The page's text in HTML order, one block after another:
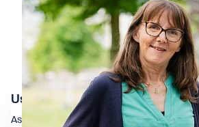
Uschi Bartl
Assistenz der Geschäftsführung